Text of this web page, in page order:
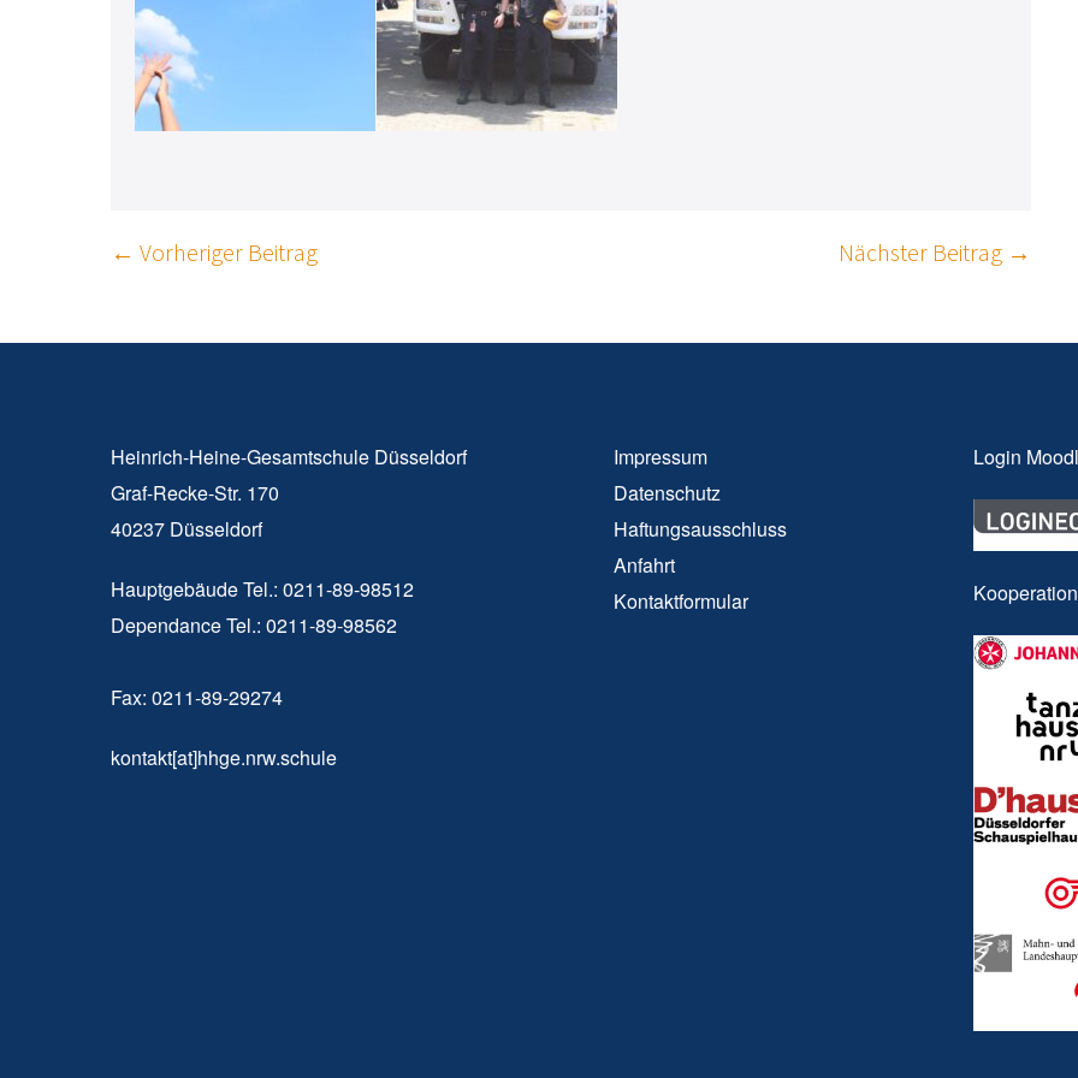
Beitragsnavigation
← Vorheriger Beitrag Nächster Beitrag →
Heinrich-Heine-Gesamtschule Düsseldorf
Graf-Recke-Str. 170
40237 Düsseldorf
Hauptgebäude Tel.: 0211-89-98512
Dependance Tel.: 0211-89-98562
Fax: 0211-89-29274
kontakt[at]hhge.nrw.schule
Impressum
Datenschutz
Haftungsausschluss
Anfahrt
Kontaktformular
Login